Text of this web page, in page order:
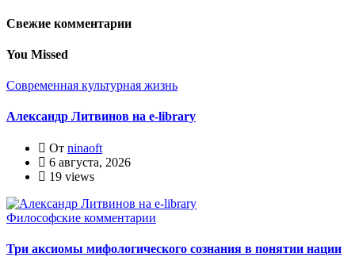
Свежие комментарии
You Missed
Современная культурная жизнь
Александр Литвинов на e-library
От ninaoft
6 августа, 2026
19 views
Философские комментарии
Три аксиомы мифологического сознания в понятии нации